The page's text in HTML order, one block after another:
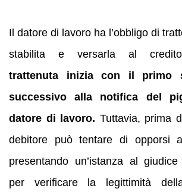
Il datore di lavoro ha l’obbligo di
stabilita e versarla al
trattenuta inizia con il primo
successivo alla notifica del
datore di lavoro. Tuttavia, prima
debitore può tentare di opporsi
presentando un’istanza al giudice
per verificare la legittimità